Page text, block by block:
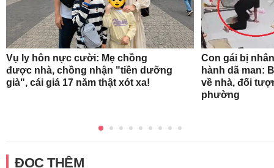
Vụ ly hôn nực cười: Mẹ chồng
được nhà, chồng nhận "tiền dưỡng
già", cái giá 17 năm thật xót xa!
Con gái bị
hành dã man:
về nhà, đối
phường
ĐỌC THÊM